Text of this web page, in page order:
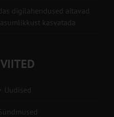
digilahendused aitavad
kasvatada
VIITED
Uudised